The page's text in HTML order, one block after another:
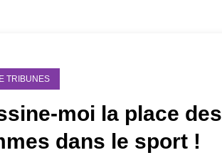
TRIBUNES
moi la place des
dans le sport !